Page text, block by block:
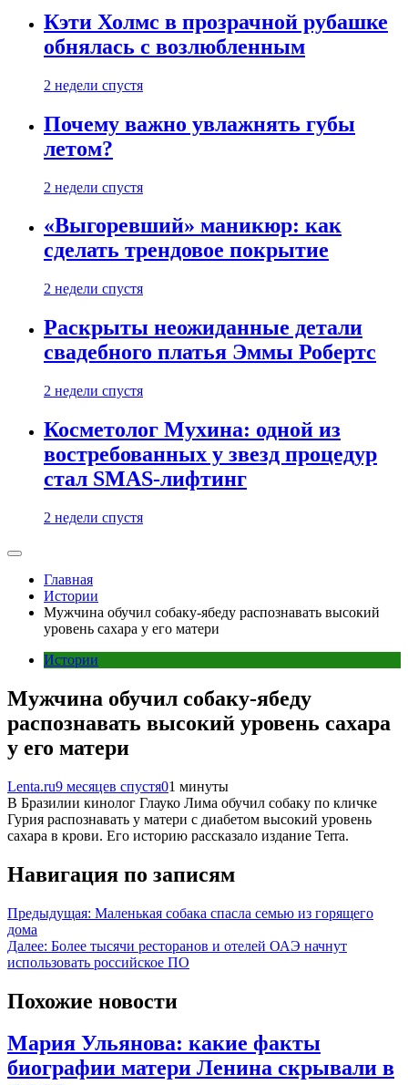
Кэти Холмс в прозрачной рубашке
обнялась с возлюбленным
2 недели спустя
Почему важно увлажнять губы
летом?
2 недели спустя
«Выгоревший» маникюр: как
сделать трендовое покрытие
2 недели спустя
Раскрыты неожиданные детали
свадебного платья Эммы Робертс
2 недели спустя
Косметолог Мухина: одной из
востребованных у звезд процедур
стал SMAS-лифтинг
2 недели спустя
Главная
Истории
Мужчина обучил собаку-ябеду распознавать высокий
уровень сахара у его матери
Истории
Мужчина обучил собаку-ябеду
распознавать высокий уровень сахара
у его матери
Lenta.ru9 месяцев спустя01 минуты
В Бразилии кинолог Глауко Лима обучил собаку по кличке
Гурия распознавать у матери с диабетом высокий уровень
сахара в крови. Его историю рассказало издание Terra.
Навигация по записям
Предыдущая: Маленькая собака спасла семью из горящего
дома
Далее: Более тысячи ресторанов и отелей ОАЭ начнут
использовать российское ПО
Похожие новости
Мария Ульянова: какие факты
биографии матери Ленина скрывали в